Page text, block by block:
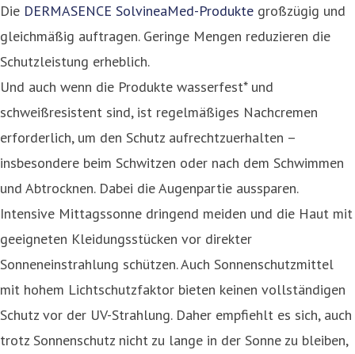
Die DERMASENCE SolvineaMed-Produkte großzügig und
gleichmäßig auftragen. Geringe Mengen reduzieren die
Schutzleistung erheblich.
Und auch wenn die Produkte wasserfest* und
schweißresistent sind, ist regelmäßiges Nachcremen
erforderlich, um den Schutz aufrechtzuerhalten –
insbesondere beim Schwitzen oder nach dem Schwimmen
und Abtrocknen. Dabei die Augenpartie aussparen.
Intensive Mittagssonne dringend meiden und die Haut mit
geeigneten Kleidungsstücken vor direkter
Sonneneinstrahlung schützen. Auch Sonnenschutzmittel
mit hohem Lichtschutzfaktor bieten keinen vollständigen
Schutz vor der UV-Strahlung. Daher empfiehlt es sich, auch
trotz Sonnenschutz nicht zu lange in der Sonne zu bleiben,